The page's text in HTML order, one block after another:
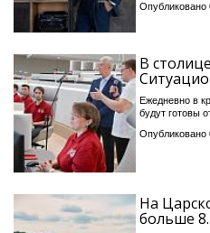
Опубликовано
В
Ежедневно в
будут готовы
Опубликовано
На
больше